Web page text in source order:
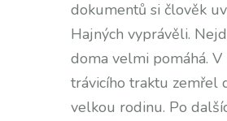
dokumentů si člověk
Hajných vyprávěli.
doma velmi pomáhá.
trávicího traktu zemřel
velkou rodinu. Po